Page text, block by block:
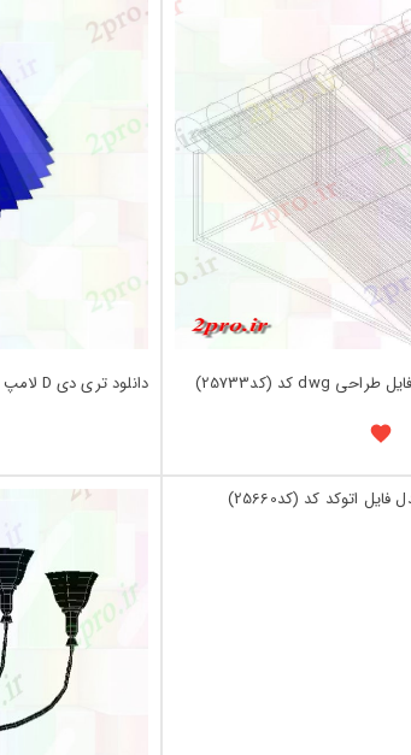
دانلود تری دی D لامپ مدل نشیمن کد (کد25719)